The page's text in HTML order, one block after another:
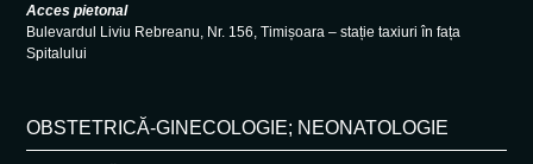
Acces pietonal
Bulevardul Liviu Rebreanu, Nr. 156, Timișoara – stație taxiuri în fața
Spitalului
OBSTETRICĂ-GINECOLOGIE; NEONATOLOGIE